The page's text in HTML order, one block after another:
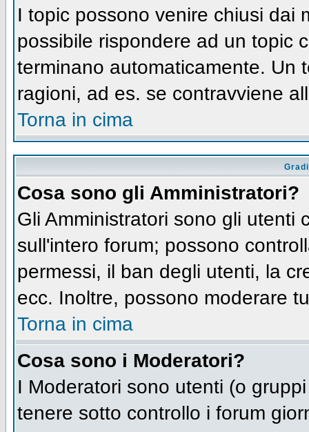
I topic possono venire chiusi
possibile rispondere ad un topic
terminano automaticamente.
ragioni, ad es. se contravviene
Torna in cima
Cosa sono gli Amministratori?
Gli Amministratori sono gli
sull'intero forum; possono
permessi, il ban degli utenti, la
ecc. Inoltre, possono moderare
Torna in cima
Cosa sono i Moderatori?
I Moderatori sono utenti (o
tenere sotto controllo i forum